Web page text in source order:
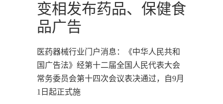
变相发布药品、保健食
品广告
医药器械行业门户消息：《中华人民共和
国广告法》经第十二届全国人民代表大会
常务委员会第十四次会议表决通过，自9月
1日起正式施